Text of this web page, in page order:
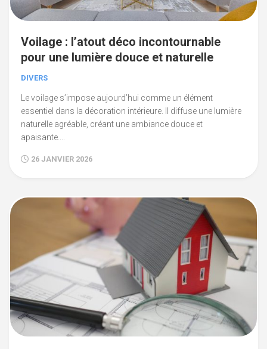
Voilage : l’atout déco incontournable
pour une lumière douce et naturelle
DIVERS
Le voilage s’impose aujourd’hui comme un élément
essentiel dans la décoration intérieure. Il diffuse une lumière
naturelle agréable, créant une ambiance douce et
apaisante....
26 JANVIER 2026